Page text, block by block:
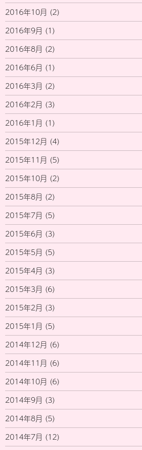
2016年10月 (2)
2016年9月 (1)
2016年8月 (2)
2016年6月 (1)
2016年3月 (2)
2016年2月 (3)
2016年1月 (1)
2015年12月 (4)
2015年11月 (5)
2015年10月 (2)
2015年8月 (2)
2015年7月 (5)
2015年6月 (3)
2015年5月 (5)
2015年4月 (3)
2015年3月 (6)
2015年2月 (3)
2015年1月 (5)
2014年12月 (6)
2014年11月 (6)
2014年10月 (6)
2014年9月 (3)
2014年8月 (5)
2014年7月 (12)